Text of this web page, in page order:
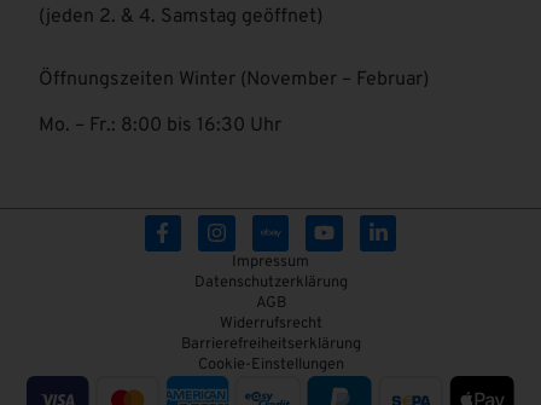
(jeden 2. & 4. Samstag geöffnet)
Öffnungszeiten Winter (November – Februar)
Mo. – Fr.: 8:00 bis 16:30 Uhr
Impressum
Datenschutzerklärung
AGB
Widerrufsrecht
Barrierefreiheitserklärung
Cookie-Einstellungen